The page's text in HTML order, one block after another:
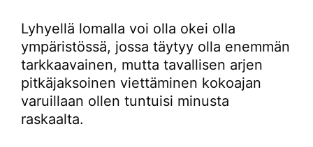
Lyhyellä lomalla voi olla okei olla
ympäristössä, jossa täytyy olla enemmän
tarkkaavainen, mutta tavallisen arjen
pitkäjaksoinen viettäminen kokoajan
varuillaan ollen tuntuisi minusta
raskaalta.